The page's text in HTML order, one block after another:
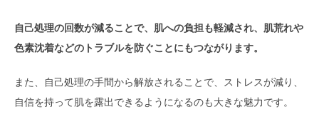
自己処理の回数が減ることで、肌への負担も軽減され、肌荒れや
色素沈着などのトラブルを防ぐことにもつながります。
また、自己処理の手間から解放されることで、ストレスが減り、
自信を持って肌を露出できるようになるのも大きな魅力です。